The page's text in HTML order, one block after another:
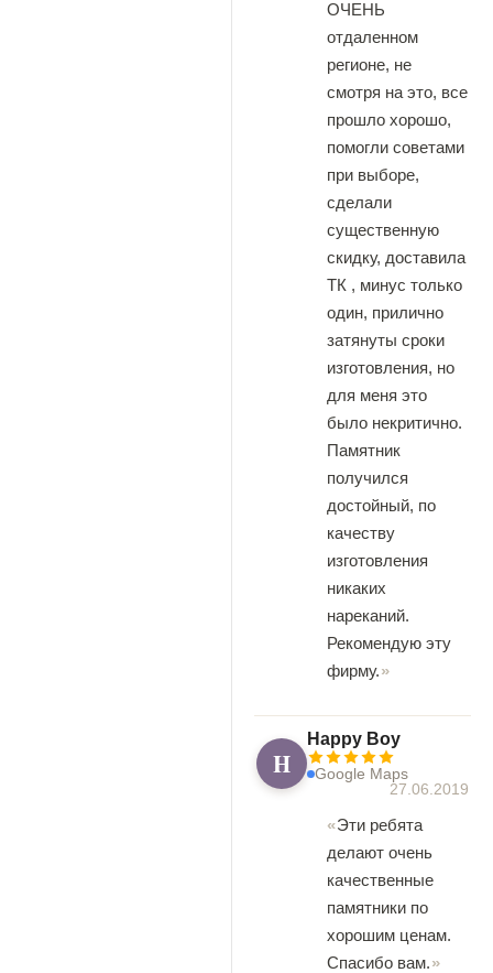
ОЧЕНЬ
отдаленном
регионе, не
смотря на это, все
прошло хорошо,
помогли советами
при выборе,
сделали
существенную
скидку, доставила
ТК , минус только
один, прилично
затянуты сроки
изготовления, но
для меня это
было некритично.
Памятник
получился
достойный, по
качеству
изготовления
никаких
нареканий.
Рекомендую эту
фирму.
H
Happy Boy
Google Maps
27.06.2019
Эти ребята
делают очень
качественные
памятники по
хорошим ценам.
Спасибо вам.